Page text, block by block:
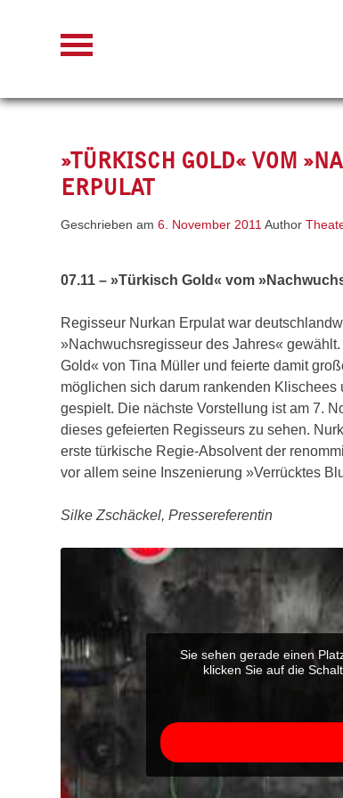
»TÜRKISCH GOLD« VOM
ERPULAT
Geschrieben am 6. November 2011 Author
07.11 – »Türkisch Gold« vom
Regisseur Nurkan Erpulat war
»Nachwuchsregisseur des Jahres«
Gold« von Tina Müller und feierte damit
möglichen sich darum rankenden
gespielt. Die nächste Vorstellung ist am 7.
dieses gefeierten Regisseurs zu sehen.
erste türkische Regie-Absolvent der
vor allem seine Inszenierung »Verrücktes
Silke Zschäckel, Pressereferentin
Sie sehen gerade einen
klicken Sie auf die